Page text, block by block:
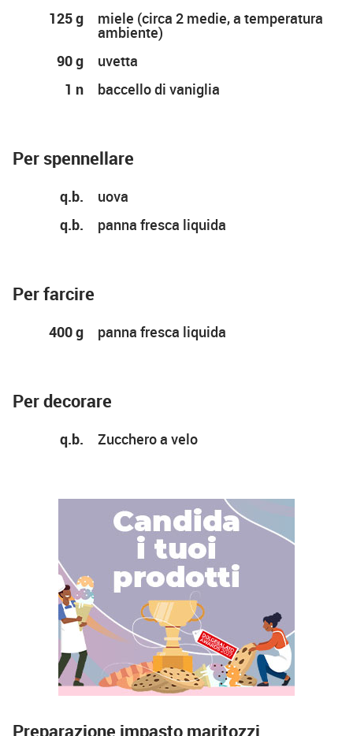
125 g
miele (circa 2 medie, a temperatura
ambiente)
90 g
uvetta
1 n
baccello di vaniglia
Per spennellare
q.b.
uova
q.b.
panna fresca liquida
Per farcire
400 g panna fresca liquida
Per decorare
q.b. Zucchero a velo
Preparazione impasto maritozzi